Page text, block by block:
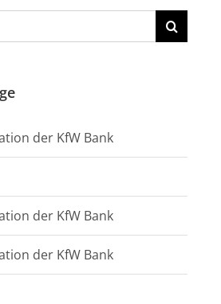
der KfW Bank
der KfW Bank
der KfW Bank